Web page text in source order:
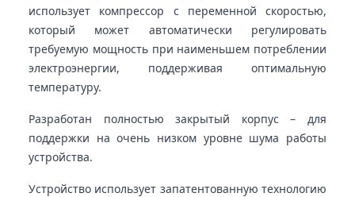
использует компрессор с переменной скоростью,
который может автоматически регулировать
требуемую мощность при наименьшем потреблении
электроэнергии, поддерживая оптимальную
температуру.
Разработан полностью закрытый корпус – для
поддержки на очень низком уровне шума работы
устройства.
Устройство использует запатентованную технологию